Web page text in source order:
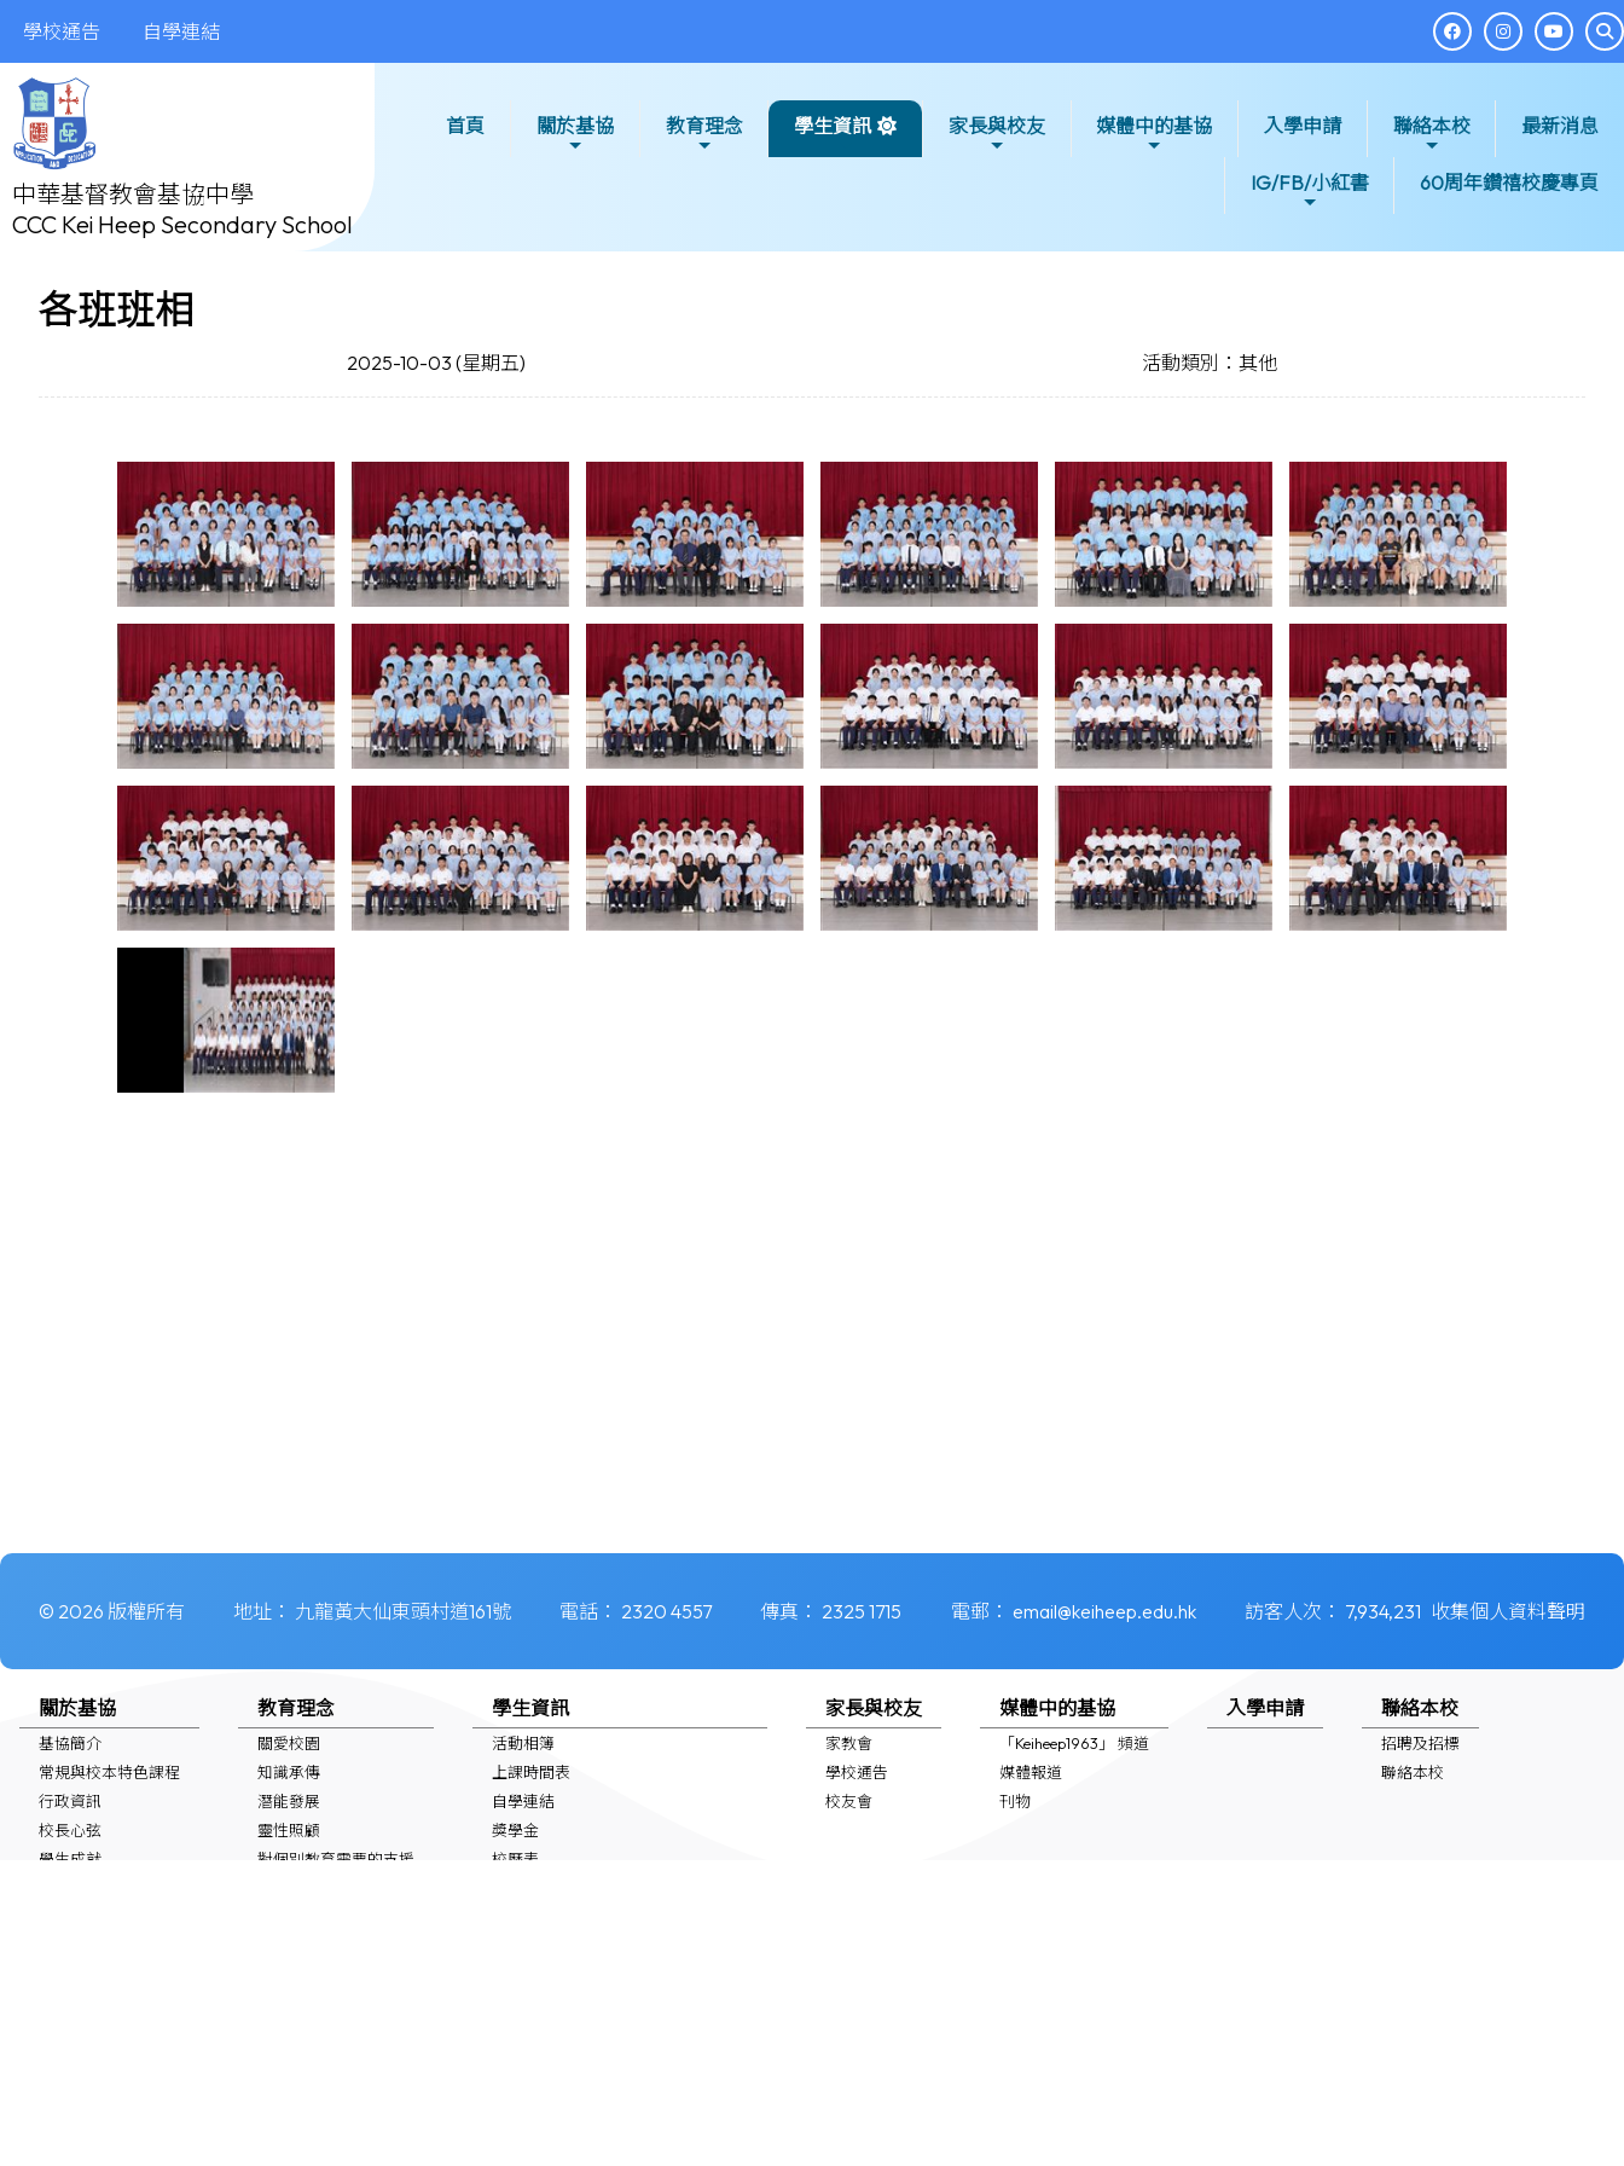
學校通告 自學連結
中華基督教會基協中學
CCC Kei Heep Secondary School
首頁 關於基協 教育理念 學生資訊 家長與校友 媒體中的基協 入學申請 聯絡本校 最新消息
IG/FB/小紅書 60周年鑽禧校慶專頁
各班班相
2025-10-03 (星期五) 活動類別：其他
© 2026 版權所有 地址： 九龍黃大仙東頭村道161號 電話： 2320 4557 傳真： 2325 1715 電郵： email@keiheep.edu.hk 訪客人次： 7,934,231 收集個人資料聲明
關於基協
基協簡介
常規與校本特色課程
行政資訊
校長心弦
學生成就
教育理念
關愛校園
知識承傳
潛能發展
靈性照顧
對個別教育需要的支援
學生資訊
活動相簿
上課時間表
自學連結
獎學金
校曆表
家長與校友
家教會
學校通告
校友會
媒體中的基協
「Keiheep1963」 頻道
媒體報道
刊物
入學申請 聯絡本校
招聘及招標
聯絡本校